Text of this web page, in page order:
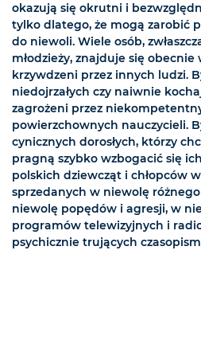
okazują się okrutni i
tylko dlatego, że mogą zarobić
do niewoli. Wiele osób,
młodzieży, znajduje się
krzywdzeni przez innych ludzi.
niedojrzałych czy naiwnie
zagrożeni przez
powierzchownych nauczycieli.
cynicznych dorosłych, którzy
pragną szybko wzbogacić się
polskich dziewcząt i chłopców
sprzedanych w niewolę
niewolę popędów i agresji, w
programów telewizyjnych i
psychicznie trujących